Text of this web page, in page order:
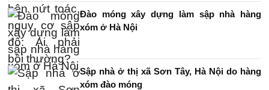
Đào móng xây dựng làm sập nhà hàng
xóm ở Hà Nội
Sập nhà ở thị xã Sơn Tây, Hà Nội do hàng
xóm đào móng